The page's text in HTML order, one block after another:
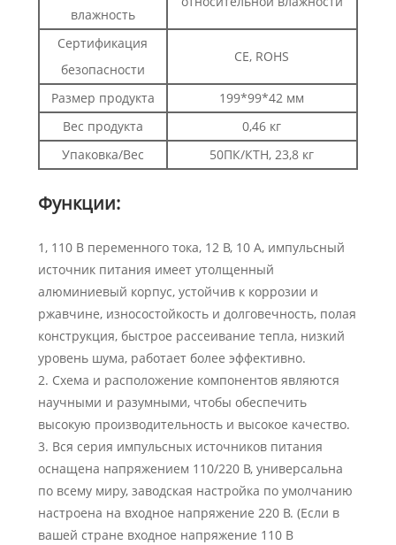
влажность
Сертификация
безопасности
CE, ROHS
Размер продукта
199*99*42 мм
Вес продукта
0,46 кг
Упаковка/Вес
50ПК/КТН, 23,8 кг
Функции:
1, 110 В переменного тока, 12 В, 10 А, импульсный
источник питания имеет утолщенный
алюминиевый корпус, устойчив к коррозии и
ржавчине, износостойкость и долговечность, полая
конструкция, быстрое рассеивание тепла, низкий
уровень шума, работает более эффективно.
2. Схема и расположение компонентов являются
научными и разумными, чтобы обеспечить
высокую производительность и высокое качество.
3. Вся серия импульсных источников питания
оснащена напряжением 110/220 В, универсальна
по всему миру, заводская настройка по умолчанию
настроена на входное напряжение 220 В. (Если в
вашей стране входное напряжение 110 В